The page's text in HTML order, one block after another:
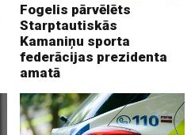
Fogelis pārvēlēts
Starptautiskās
Kamaniņu sporta
federācijas prezidenta
amatā